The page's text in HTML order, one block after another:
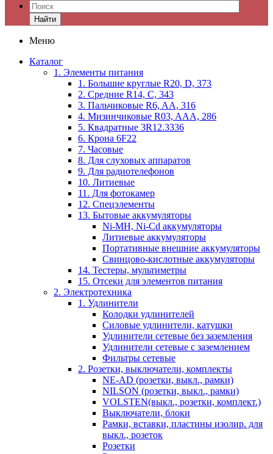
Найти
Меню
Каталог
1. Элементы питания
1. Большие круглые R20, D, 373
2. Средние R14, C, 343
3. Пальчиковые R6, AA, 316
4. Мизинчиковые R03, AAA, 286
5. Квадратные 3R12.3336
6. Крона 6F22
7. Часовые
8. Для слуховых аппаратов
9. Для радиотелефонов
10. Литиевые
11. Для фотокамер
12. Спецэлементы
13. Бытовые аккумуляторы
Ni-MH, Ni-Cd аккумуляторы
Литиевые аккумуляторы
Портативные внешние аккумуляторы
Свинцово-кислотные аккумуляторы
14. Тестеры, мультиметры
15. Отсеки для элементов питания
2. Электротехника
1. Удлинители
Колодки удлинителей
Силовые удлинители, катушки
Удлинители сетевые без заземления
Удлинители сетевые с заземлением
Фильтры сетевые
2. Розетки, выключатели, комплекты
NE-AD (розетки, выкл., рамки)
NILSON (розетки, выкл., рамки)
VOLSTEN(выкл., розетки, комплект.)
Выключатели, блоки
Рамки, вставки, пластины изолир. для
выкл., розеток
Розетки